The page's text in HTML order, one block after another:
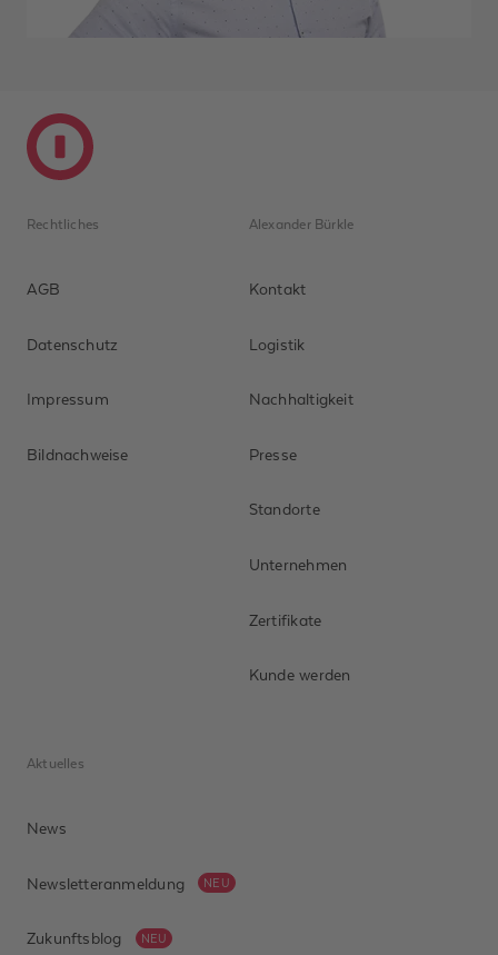
Rechtliches
AGB
Datenschutz
Impressum
Bildnachweise
Alexander Bürkle
Kontakt
Logistik
Nachhaltigkeit
Presse
Standorte
Unternehmen
Zertifikate
Kunde werden
Aktuelles
News
Newsletteranmeldung NEU
Zukunftsblog NEU